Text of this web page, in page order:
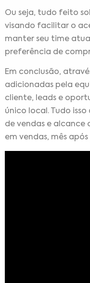
Ou seja, tudo feito
visando facilitar o
manter seu time
preferência de
Em conclusão,
adicionadas pela
cliente, leads e
único local. Tudo
de vendas e alcance
em vendas, mês após